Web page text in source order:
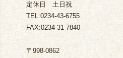
定休日 土日祝
TEL:0234-43-6755
FAX:0234-31-7840
〒998-0862